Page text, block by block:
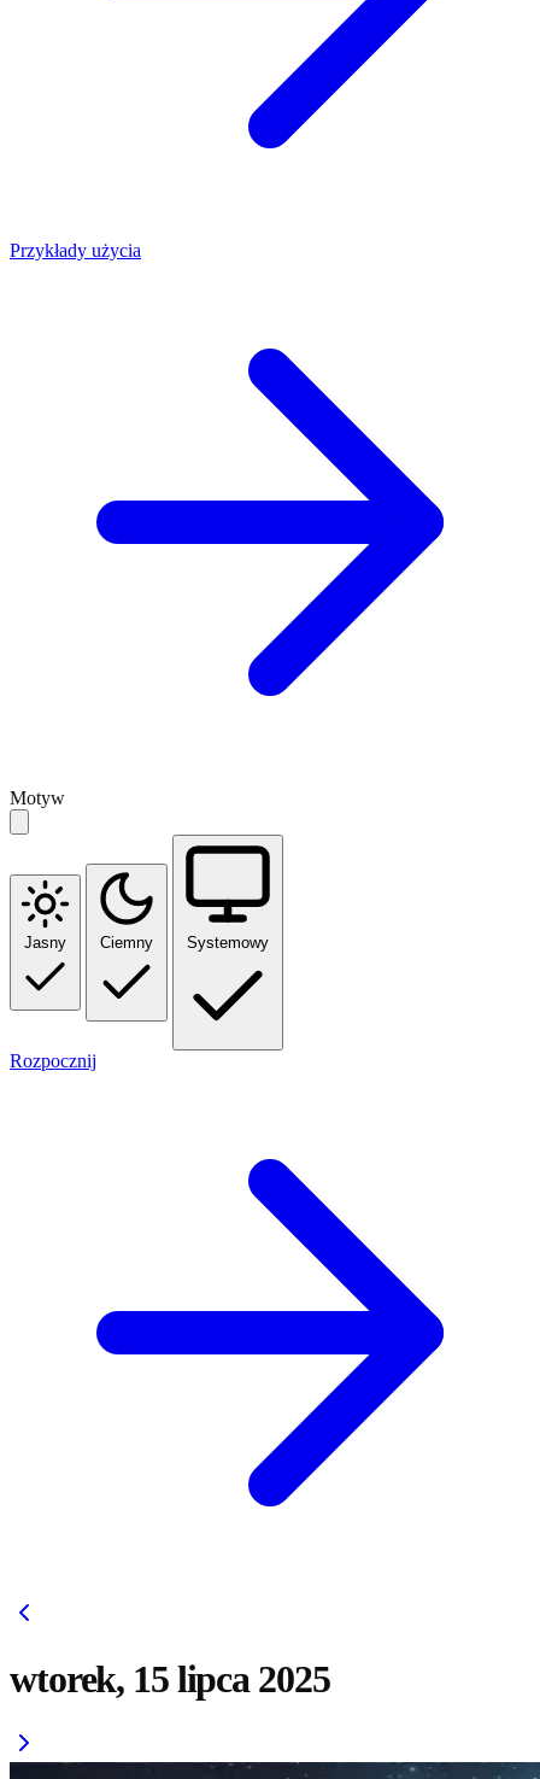
Przykłady użycia
Motyw
Jasny Ciemny Systemowy
Rozpocznij
wtorek, 15 lipca 2025